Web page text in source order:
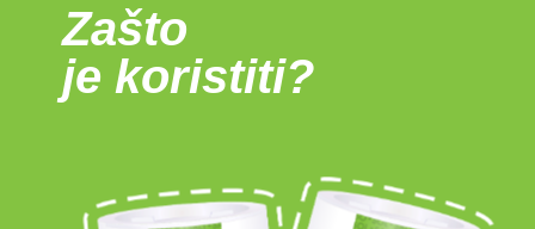
Zašto
je koristiti?